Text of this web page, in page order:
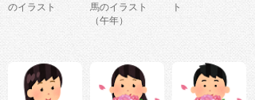
のイラスト
馬のイラスト
（午年）
ト